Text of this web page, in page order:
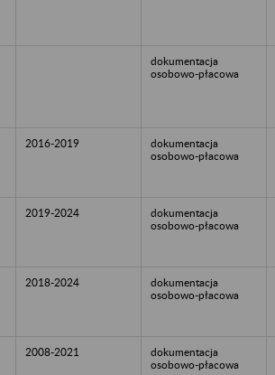
dokumentacja
osobowo-płacowa
2016-2019
dokumentacja
osobowo-płacowa
2019-2024
dokumentacja
osobowo-płacowa
2018-2024
dokumentacja
osobowo-płacowa
2008-2021
dokumentacja
osobowo-płacowa